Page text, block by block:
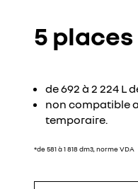
5 places
de 692 à 2 224 L
non compatible
temporaire.
*de 581 à 1 818 dm3, norme VDA